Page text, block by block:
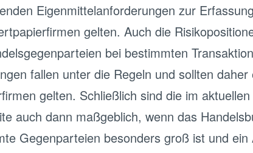
Eigenmittelanforderungen zur
gelten. Auch die
bei bestimmten
fallen unter die Regeln und sollten
gelten. Schließlich sind die im
auch dann maßgeblich, wenn das
Gegenparteien besonders groß ist und